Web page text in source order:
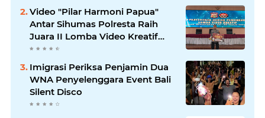
Video "Pilar Harmoni Papua"
Antar Sihumas Polresta Raih
Juara II Lomba Video Kreatif
Hari Bhayangkara ke-80
Imigrasi Periksa Penjamin Dua
WNA Penyelenggara Event Bali
Silent Disco